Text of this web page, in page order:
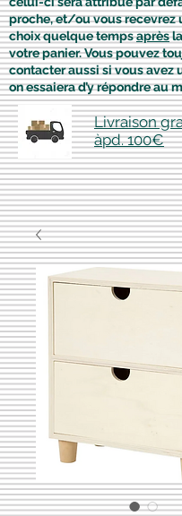
proche, et/ou vous recevrez
choix quelque tempsaprès
votre panier. Vous pouvez
contacter aussi si vous avez
on essaiera d’y répondre au
Livraison
àpd. 100€